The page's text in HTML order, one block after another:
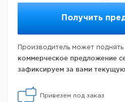
Получить
Производитель может
коммерческое предложение
зафиксируем за вами текущую
Привезем под заказ